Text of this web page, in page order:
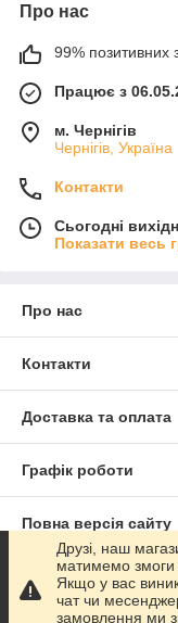
Про нас
99% позитивних
Працює з
м. Чернігів
Чернігів, Україна
Контакти
Сьогодні
Показати весь
Про нас
Контакти
Доставка та оплата
Графік роботи
Повна версія сайту
Сайт створено на
Друзі, наш
матимемо змоги
Якщо у вас
чат чи
замовлення ми